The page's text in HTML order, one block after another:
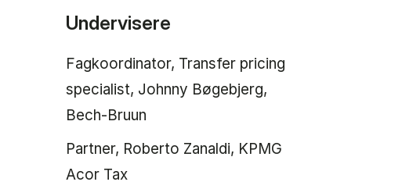
Undervisere
Fagkoordinator, Transfer pricing
specialist, Johnny Bøgebjerg,
Bech-Bruun
Partner, Roberto Zanaldi, KPMG
Acor Tax